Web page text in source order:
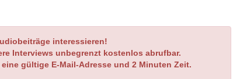
interessieren!
Interviews unbegrenzt kostenlos abrufbar.
gültige E-Mail-Adresse und 2 Minuten Zeit.